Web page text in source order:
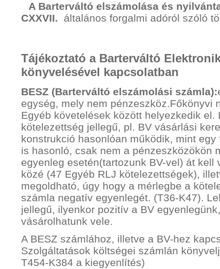
A Barterváltó elszámolása és
CXXVII. általános forgalmi adóról szóló
Tájékoztató a Barterváltó
könyvelésével kapcsolatban
BESZ (Barterváltó elszámolási számla):
egység, mely nem pénzeszköz.Főkönyvi
Egyéb követelések között helyezkedik el.
kötelezettség jellegű, pl. BV vásárlási
konstrukció hasonlóan működik, mint
is hasonló, csak nem a pénzeszközökön
egyenleg esetén(tartozunk BV-vel) át kell
közé (47 Egyéb RLJ kötelezettségek),
megoldható, úgy hogy a mérlegbe a
számla negatív egyenlegét. (T36-K47).
jellegű, ilyenkor pozitív a BV
vásárolhatunk vele.
A BESZ számlához, illetve a BV-hez
Szolgáltatások költségei számlán
T454-K384 a kiegyenlítés)